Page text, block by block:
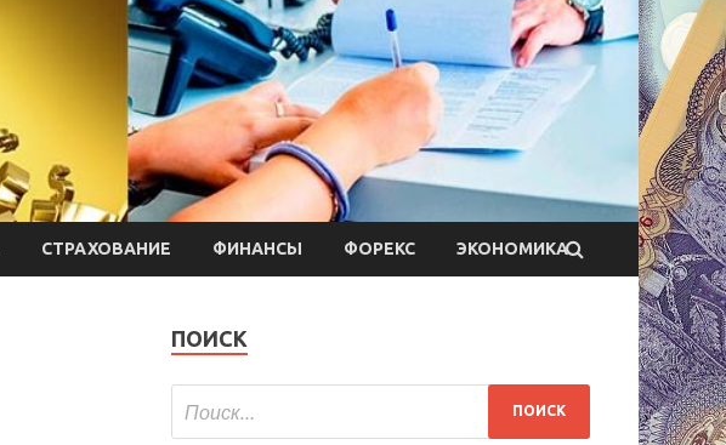
СТРАХОВАНИЕ ФИНАНСЫ ФОРЕКС ЭКОНОМИКА
ПОИСК